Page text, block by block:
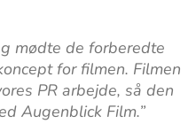
mødte de forberedte
for filmen. Filmen
PR arbejde, så den
Augenblick Film.”